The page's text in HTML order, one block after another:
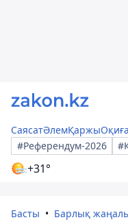
СаясатӘлемҚаржыОқиға
#Референдум-2026
+31°
Басты
Барлық